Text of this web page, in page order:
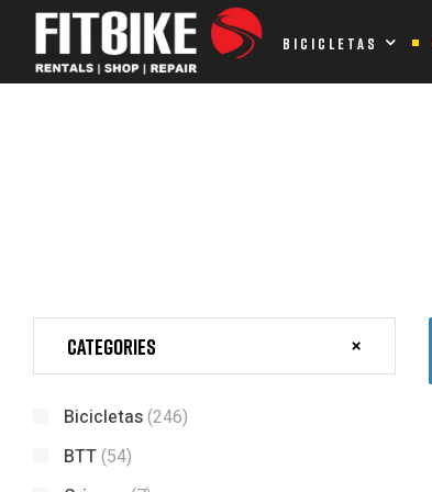
BICICLETAS
Home Page Produtos etiquetados com “12”
Categories
Bicicletas(246)
BTT(54)